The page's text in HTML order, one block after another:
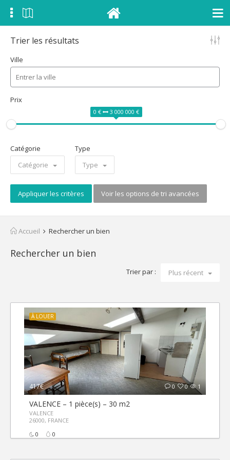
Trier les résultats
Ville
Prix
0 € 3 000 000 €
Catégorie
Catégorie
Type
Type
Appliquer les critères Voir les options de tri avancées
Accueil Rechercher un bien
Rechercher un bien
Trier par : Plus récent
417€ 1
0
0
À LOUER
VALENCE – 1 pièce(s) – 30 m2
VALENCE
26000, FRANCE
0
0